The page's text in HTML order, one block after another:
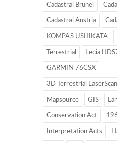
Cadastral Brunei
Cadastral Austria
KOMPAS USHIKATA
Terrestrial Lecia
GARMIN 76CSX
3D Terrestrial
Mapsource GIS
Conservation Act
Interpretation Acts